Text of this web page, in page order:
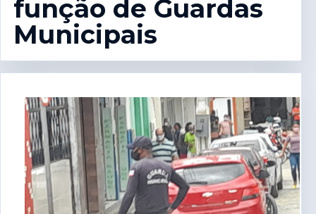
função de Guardas
Municipais